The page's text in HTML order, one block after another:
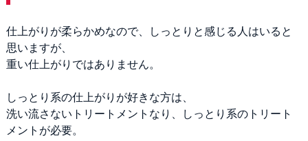
仕上がりが柔らかめなので、しっとりと感じる人はいると
思いますが、
重い仕上がりではありません。
しっとり系の仕上がりが好きな方は、
洗い流さないトリートメントなり、しっとり系のトリート
メントが必要。